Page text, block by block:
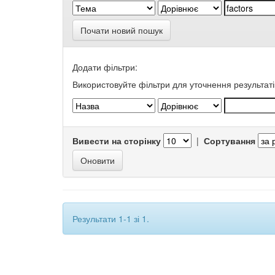
Почати новий пошук
Додати фільтри:
Використовуйте фільтри для уточнення
Вивести на сторінку | Сортування
Результати 1-1 зі 1.